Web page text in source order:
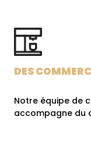
DES
Notre équipe de
accompagne du